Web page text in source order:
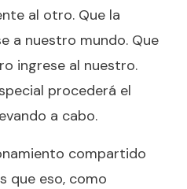
al otro. Que la
a nuestro mundo. Que
ingrese al nuestro.
procederá el
a cabo.
compartido
que eso, como